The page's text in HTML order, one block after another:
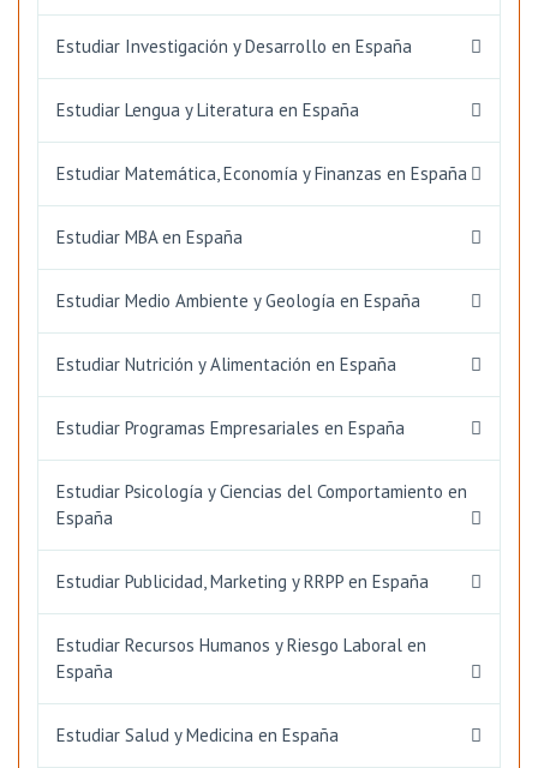
Estudiar Investigación y Desarrollo en España
Estudiar Lengua y Literatura en España
Estudiar Matemática, Economía y Finanzas en España
Estudiar MBA en España
Estudiar Medio Ambiente y Geología en España
Estudiar Nutrición y Alimentación en España
Estudiar Programas Empresariales en España
Estudiar Psicología y Ciencias del Comportamiento en
España
Estudiar Publicidad, Marketing y RRPP en España
Estudiar Recursos Humanos y Riesgo Laboral en
España
Estudiar Salud y Medicina en España